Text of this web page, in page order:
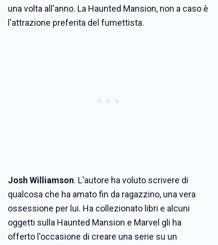
una volta all'anno. La Haunted Mansion, non a caso è
l'attrazione preferita del fumettista.
Josh Williamson. L'autore ha voluto scrivere di
qualcosa che ha amato fin da ragazzino, una vera
ossessione per lui. Ha collezionato libri e alcuni
oggetti sulla Haunted Mansion e Marvel gli ha
offerto l'occasione di creare una serie su un